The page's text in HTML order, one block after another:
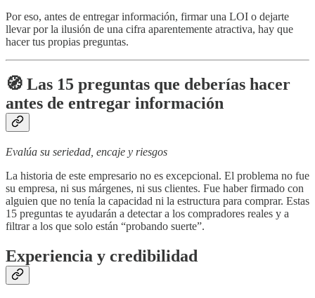
Por eso, antes de entregar información, firmar una LOI o dejarte
llevar por la ilusión de una cifra aparentemente atractiva, hay que
hacer tus propias preguntas.
🧭 Las 15 preguntas que deberías hacer
antes de entregar información
Evalúa su seriedad, encaje y riesgos
La historia de este empresario no es excepcional. El problema no fue
su empresa, ni sus márgenes, ni sus clientes. Fue haber firmado con
alguien que no tenía la capacidad ni la estructura para comprar. Estas
15 preguntas te ayudarán a detectar a los compradores reales y a
filtrar a los que solo están “probando suerte”.
Experiencia y credibilidad